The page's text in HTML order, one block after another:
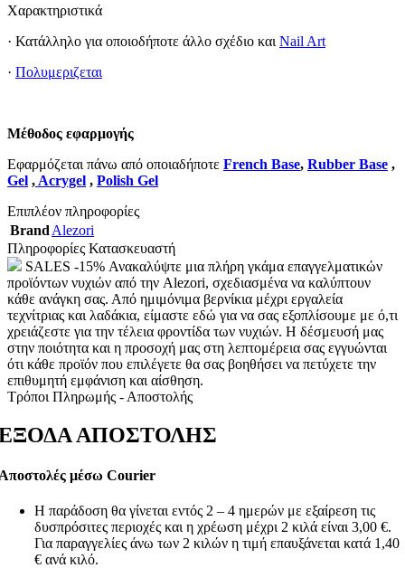
Χαρακτηριστικά
· Κατάλληλο για οποιοδήποτε άλλο σχέδιο καιNail Art
· Πολυμεριζεται
Μέθοδος εφαρμογής
Εφαρμόζεται πάνω από οποιαδήποτε French Base, Rubber Base ,
Gel ,Acrygel , Polish Gel
Επιπλέον πληροφορίες
BrandAlezori
Πληροφορίες Κατασκευαστή
SALES -15% Ανακαλύψτε μια πλήρη γκάμα επαγγελματικών
προϊόντων νυχιών από την Alezori, σχεδιασμένα να καλύπτουν
κάθε ανάγκη σας. Από ημιμόνιμα βερνίκια μέχρι εργαλεία
τεχνίτριας και λαδάκια, είμαστε εδώ για να σας εξοπλίσουμε με ό,τι
χρειάζεστε για την τέλεια φροντίδα των νυχιών. Η δέσμευσή μας
στην ποιότητα και η προσοχή μας στη λεπτομέρεια σας εγγυώνται
ότι κάθε προϊόν που επιλέγετε θα σας βοηθήσει να πετύχετε την
επιθυμητή εμφάνιση και αίσθηση.
Τρόποι Πληρωμής - Αποστολής
ΑΠΟΣΤΟΛΗΣ
μέσω Courier
Η παράδοση θα γίνεται εντός 2 – 4 ημερών με εξαίρεση τις
δυσπρόσιτες περιοχές και η χρέωση μέχρι 2 κιλά είναι 3,00 €.
Για παραγγελίες άνω των 2 κιλών η τιμή επαυξάνεται κατά 1,40
€ ανά κιλό.